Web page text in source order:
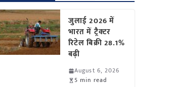
जुलाई 2026 में
भारत में ट्रैक्टर
रिटेल बिक्री 28.1%
बढ़ी
August 6, 2026
5 min read